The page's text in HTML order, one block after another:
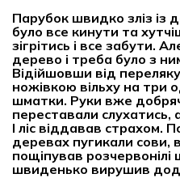
Парубок швидко зліз
було все кинути та
зігрітись і все забути.
дерево і треба було з
Відійшовши від
ножівкою вільху на три
шматки. Руки вже
переставали слухатись,
І ліс віддавав страхом.
деревах пугикали сови,
пощіпував розчервонілі
швиденько вирушив